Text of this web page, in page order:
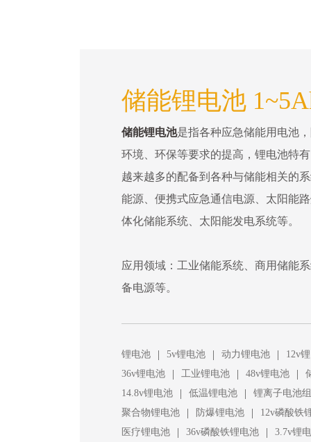
储能锂电池
储能锂电池是指各种应急储能用电池
环境、环保等要求的提高，锂电池特
越来越多的配备到各种与储能相关的
能源、便携式应急通信电源、太阳能
体化储能系统、太阳能发电系统等。
应用领域：工业储能系统、商用储能
备电源等。
锂电池 | 5v锂电池 | 动力锂电池 |
12v
36v锂电池
| 工业锂电池 | 48v锂电池 |
14.8v锂电池
| 低温锂电池 |
锂离子电池组
聚合物锂电池
| 防爆锂电池 |
12v磷酸铁
医疗锂电池
| 36v磷酸铁锂电池 | 3.7v锂